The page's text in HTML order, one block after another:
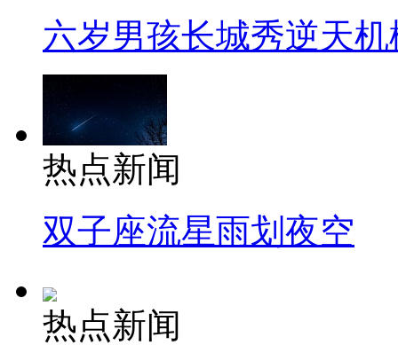
六岁男孩长城秀逆天机
热点新闻
双子座流星雨划夜空
热点新闻